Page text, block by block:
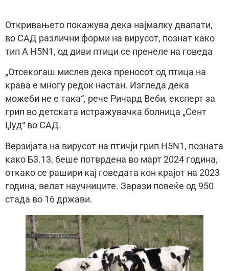
Откривањето покажува дека најмалку двапати,
во САД различни форми на вирусот, познат како
тип А H5N1, од диви птици се пренеле на говеда
„Отсекогаш мислев дека преносот од птица на
крава е многу редок настан. Изгледа дека
можеби не е така“, рече Ричард Веби, експерт за
грип во детската истражувачка болница „Сент
Џуд“ во САД.
Верзијата на вирусот на птичји грип H5N1, позната
како Б3.13, беше потврдена во март 2024 година,
откако се рашири кај говедата кон крајот на 2023
година, велат научниците. Зарази повеќе од 950
стада во 16 држави.